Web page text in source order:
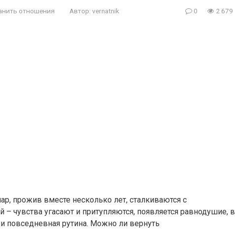
отношения Автор: vernatnik 0 2 679
прожив вместе несколько лет, сталкиваются с
– чувства угасают и притупляются, появляется равнодушие, в
повседневная рутина. Можно ли вернуть